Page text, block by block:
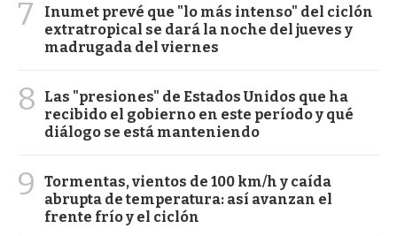
7
Inumet prevé que "lo más intenso" del ciclón
extratropical se dará la noche del jueves y
madrugada del viernes
8
Las "presiones" de Estados Unidos que ha
recibido el gobierno en este período y qué
diálogo se está manteniendo
9
Tormentas, vientos de 100 km/h y caída
abrupta de temperatura: así avanzan el
frente frío y el ciclón